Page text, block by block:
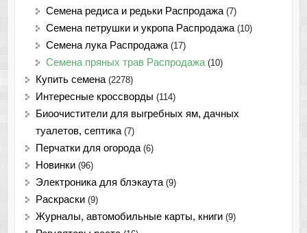
Семена редиса и редьки Распродажа (7)
Семена петрушки и укропа Распродажа (10)
Семена лука Распродажа (17)
Семена пряных трав Распродажа (10)
Купить семена (2278)
Интересные кроссворды (114)
Биоочистители для выгребных ям, дачных
туалетов, септика (7)
Перчатки для огорода (6)
Новинки (96)
Электроника для блэкаута (9)
Раскраски (9)
Журналы, автомобильные карты, книги (9)